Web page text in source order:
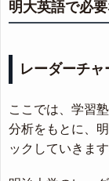
明大英語で必
レーダーチャ
ここでは、学習
分析をもとに、
ックしていきます